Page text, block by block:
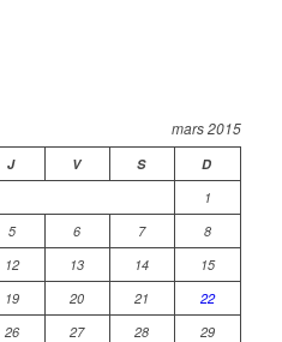
mars 2015
J V S
D
1
5 6 7
8
12 13 14
15
19 20 21
22
26 27 28
29